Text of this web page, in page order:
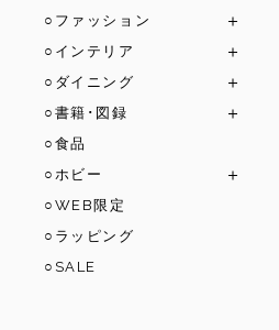
○ファッション
○インテリア
○ダイニング
○書籍･図録
○食品
○ホビー
○WEB限定
○ラッピング
○SALE